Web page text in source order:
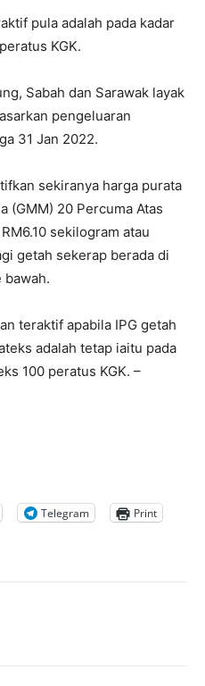
pula adalah pada kadar
KGK.
Sabah dan Sarawak layak
pengeluaran
31 Jan 2022.
sekiranya harga purata
(GMM) 20 Percuma Atas
sekilogram atau
getah sekerap berada di
bawah.
teraktif apabila IPG getah
adalah tetap iaitu pada
100 peratus KGK. –
Telegram Print